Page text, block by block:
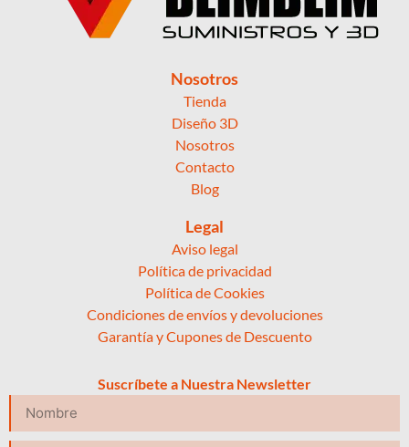
Nosotros
Tienda
Diseño 3D
Nosotros
Contacto
Blog
Legal
Aviso legal
Política de privacidad
Política de Cookies
Condiciones de envíos y devoluciones
Garantía y Cupones de Descuento
Suscríbete a Nuestra Newsletter